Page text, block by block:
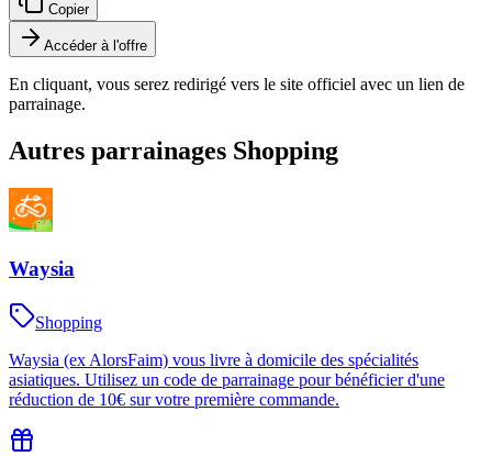
Copier
Accéder à l'offre
En cliquant, vous serez redirigé vers le site officiel avec un lien de
parrainage.
Autres parrainages Shopping
Waysia
Shopping
Waysia (ex AlorsFaim) vous livre à domicile des spécialités
asiatiques. Utilisez un code de parrainage pour bénéficier d'une
réduction de 10€ sur votre première commande.